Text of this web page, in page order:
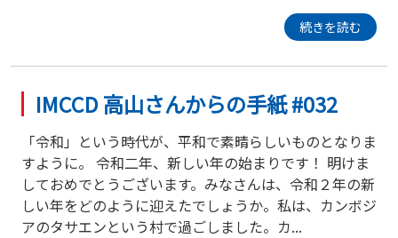
続きを読む
IMCCD 高山さんからの手紙 #032
「令和」という時代が、平和で素晴らしいものとなりま
すように。 令和二年、新しい年の始まりです！ 明けま
しておめでとうございます。みなさんは、令和２年の新
しい年をどのように迎えたでしょうか。私は、カンボジ
アのタサエンという村で過ごしました。カ...